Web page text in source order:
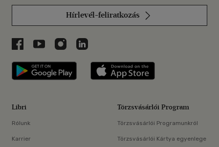
Hírlevél-feliratkozás
Libri a Facebookon
Libri a Youtube-on
Libri az Instagramon
Libri a LinkedInen
Libri applikáció Szerezd meg: Google
Libri
Rólunk
Karrier
Törzsvásárlói Program
Törzsvásárlói Programunkról
Törzsvásárlói Kártya egyenlege